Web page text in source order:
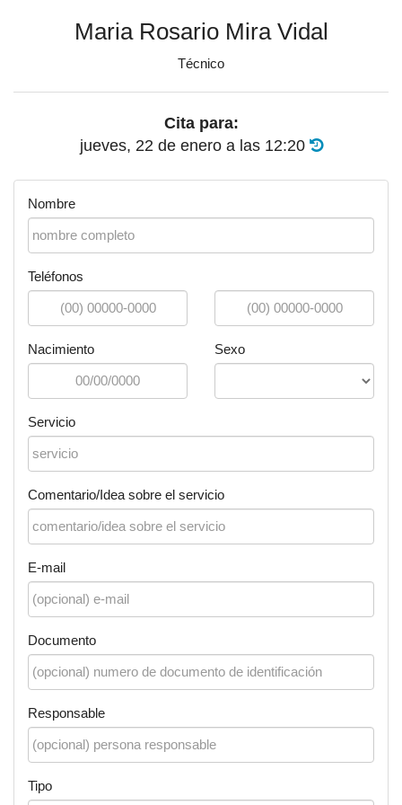
Maria Rosario Mira Vidal
Técnico
Cita para:
jueves, 22 de enero a las 12:20
Nombre
Teléfonos
Nacimiento Sexo
Servicio
Comentario/Idea sobre el servicio
E-mail
Documento
Responsable
Tipo